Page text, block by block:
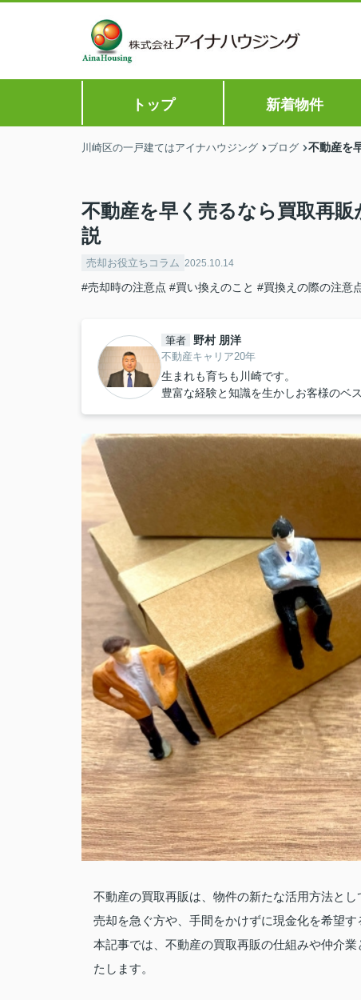
トップ 新着物件
川崎区の一戸建てはアイナハウジング ブログ 不動産を
不動産を早く売るなら買取再
説
売却お役立ちコラム 2025.10.14
#売却時の注意点 #買い換えのこと #買換えの際の注意
筆者 野村 朋洋
不動産キャリア20年
生まれも育ちも川崎です。
豊富な経験と知識を生かしお客様のベ
不動産の買取再販は、物件の新たな活用方法とし
売却を急ぐ方や、手間をかけずに現金化を希望
本記事では、不動産の買取再販の仕組みや仲介
たします。